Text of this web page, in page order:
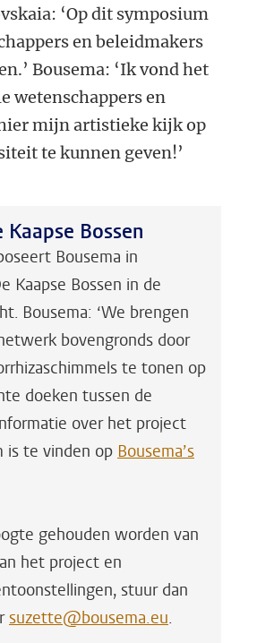
‘Op dit symposium
en beleidmakers
Bousema: ‘Ik vond het
wetenschappers en
mijn artistieke kijk op
te kunnen geven!’
Bossen
Bousema in
Kaapse Bossen in de
Bousema: ‘We brengen
bovengronds door
te tonen op
doeken tussen de
over het project
is te vinden op Bousema’s
gehouden worden van
het project en
stuur dan
suzette@bousema.eu.